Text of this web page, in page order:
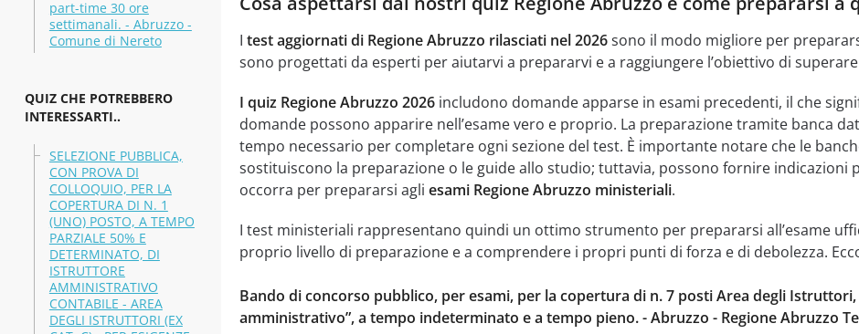
part-time 30 ore
settimanali. - Abruzzo -
Comune di Nereto
QUIZ CHE POTREBBERO
INTERESSARTI..
SELEZIONE PUBBLICA,
CON PROVA DI
COLLOQUIO, PER LA
COPERTURA DI N. 1
(UNO) POSTO, A TEMPO
PARZIALE 50% E
DETERMINATO, DI
ISTRUTTORE
AMMINISTRATIVO
CONTABILE - AREA
DEGLI ISTRUTTORI (EX
I test aggiornati di Regione Abruzzo rilasciati nel 2026sono il modo migliore per
sono progettati da esperti per aiutarvi a prepararvi e a raggiungere l’obiettivo di
I quiz Regione Abruzzo 2026includono domande apparse in esami precedenti, il che
domande possono apparire nell’esame vero e proprio. La preparazione tramite banca
tempo necessario per completare ogni sezione del test. È importante notare che le
sostituiscono la preparazione o le guide allo studio; tuttavia, possono fornire indicazioni
occorra per prepararsi agli esami Regione Abruzzo ministeriali.
I test ministeriali rappresentano quindi un ottimo strumento per prepararsi all’esame
proprio livello di preparazione e a comprendere i propri punti di forza e di debolezza.
Bando di concorso pubblico, per esami, per la copertura di n. 7 posti Area degli
amministrativo”, a tempo indeterminato e a tempo pieno. - Abruzzo - Regione Abruzzo